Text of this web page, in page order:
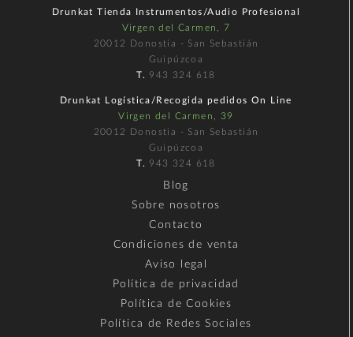
Drunkat Tienda Instrumentos/Audio Profesional
Virgen del Carmen, 7
20012 Donostia - San Sebastián
Guipúzcoa
T. 943 324 618
Drunkat Logística/Recogida pedidos On Line
Virgen del Carmen, 39
20012 Donostia - San Sebastián
Guipúzcoa
T. 943 324 618
Blog
Sobre nosotros
Contacto
Condiciones de venta
Aviso legal
Política de privacidad
Política de Cookies
Política de Redes Sociales